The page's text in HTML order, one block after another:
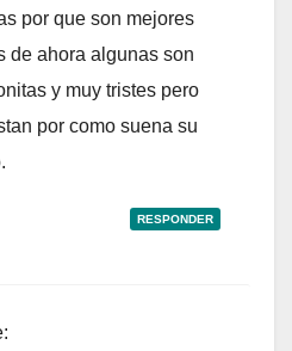
por que son mejores
de ahora algunas son
y muy tristes pero
por como suena su
RESPONDER